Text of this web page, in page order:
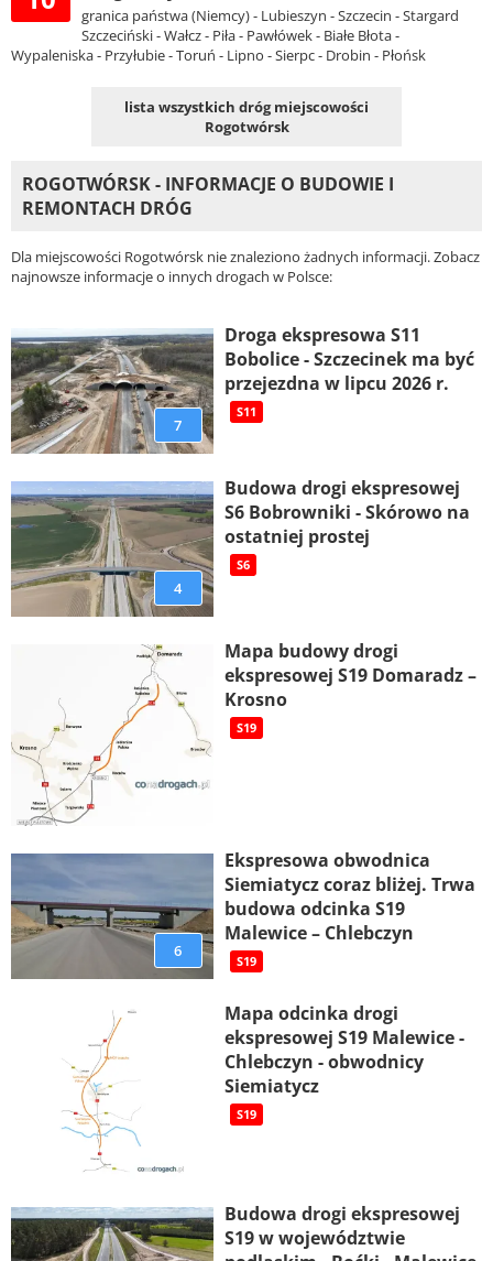
granica państwa (Niemcy) - Lubieszyn - Szczecin - Stargard
Szczeciński - Wałcz - Piła - Pawłówek - Białe Błota -
Wypaleniska - Przyłubie - Toruń - Lipno - Sierpc - Drobin - Płońsk
lista wszystkich dróg miejscowości
Rogotwórsk
ROGOTWÓRSK - INFORMACJE O BUDOWIE I
REMONTACH DRÓG
Dla miejscowości Rogotwórsk nie znaleziono żadnych informacji. Zobacz
najnowsze informacje o innych drogach w Polsce:
7
Droga ekspresowa S11
Bobolice - Szczecinek ma być
przejezdna w lipcu 2026 r.
S11
4
Budowa drogi ekspresowej
S6 Bobrowniki - Skórowo na
ostatniej prostej
S6
Mapa budowy drogi
ekspresowej S19 Domaradz –
Krosno
S19
6
Ekspresowa obwodnica
Siemiatycz coraz bliżej. Trwa
budowa odcinka S19
Malewice – Chlebczyn
S19
Mapa odcinka drogi
ekspresowej S19 Malewice -
Chlebczyn - obwodnicy
Siemiatycz
S19
Budowa drogi ekspresowej
S19 w województwie